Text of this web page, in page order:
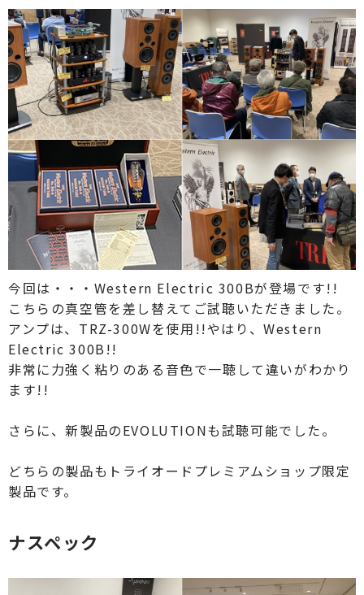
今回は・・・Western Electric 300Bが登場です!!
こちらの真空管を差し替えてご試聴いただきました。
アンプは、TRZ-300Wを使用!!やはり、Western
Electric 300B!!
非常に力強く粘りのある音色で一聴して違いがわかり
ます!!
さらに、新製品のEVOLUTIONも試聴可能でした。
どちらの製品もトライオードプレミアムショップ限定
製品です。
ナスペック